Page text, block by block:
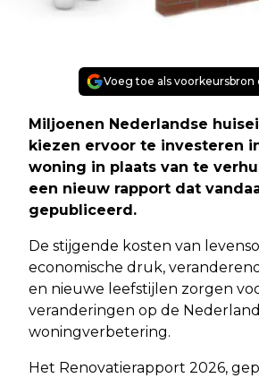
Voeg toe als voorkeursbron
Miljoenen Nederlandse
kiezen ervoor te investeren
woning in plaats van te
een nieuw rapport dat
gepubliceerd.
De stijgende kosten van
economische druk,
en nieuwe leefstijlen zorgen
veranderingen op de
woningverbetering.
Het Renovatierapport 2026,